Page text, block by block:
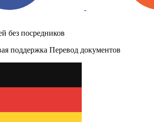
без посредников
поддержка Перевод документов